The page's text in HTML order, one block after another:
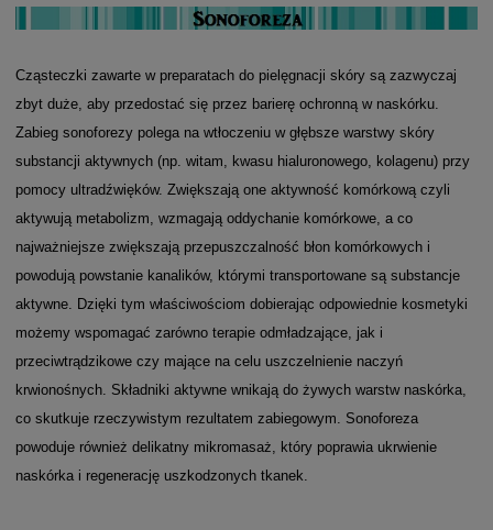
Cząsteczki zawarte w preparatach do pielęgnacji skóry są zazwyczaj
zbyt duże, aby przedostać się przez barierę ochronną w naskórku.
Zabieg sonoforezy polega na wtłoczeniu w głębsze warstwy skóry
substancji aktywnych (np. witam, kwasu hialuronowego, kolagenu) przy
pomocy ultradźwięków. Zwiększają one aktywność komórkową czyli
aktywują metabolizm, wzmagają oddychanie komórkowe, a co
najważniejsze zwiększają przepuszczalność błon komórkowych i
powodują powstanie kanalików, którymi transportowane są substancje
aktywne. Dzięki tym właściwościom dobierając odpowiednie kosmetyki
możemy wspomagać zarówno terapie odmładzające, jak i
przeciwtrądzikowe czy mające na celu uszczelnienie naczyń
krwionośnych. Składniki aktywne wnikają do żywych warstw naskórka,
co skutkuje rzeczywistym rezultatem zabiegowym. Sonoforeza
powoduje również delikatny mikromasaż, który poprawia ukrwienie
naskórka i regenerację uszkodzonych tkanek.